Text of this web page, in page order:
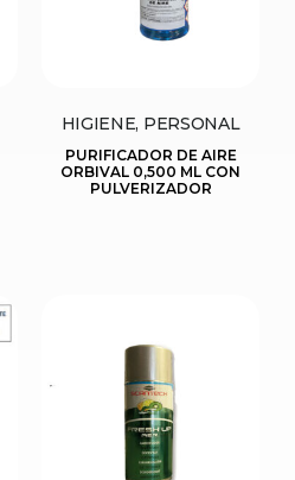
HIGIENE, PERSONAL
PURIFICADOR DE AIRE
ORBIVAL 0,500 ML CON
PULVERIZADOR